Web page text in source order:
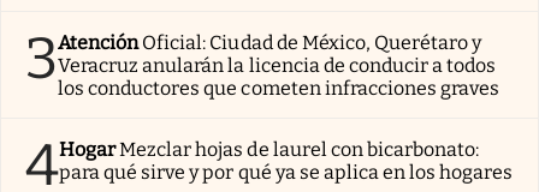
3AtenciónOficial: Ciudad de México, Querétaro y
Veracruz anularán la licencia de conducir a todos
los conductores que cometen infracciones graves
4HogarMezclar hojas de laurel con bicarbonato:
para qué sirve y por qué ya se aplica en los hogares